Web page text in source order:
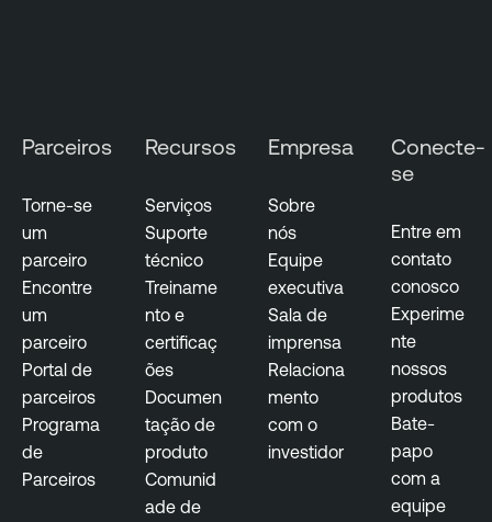
Parceiros
Torne-se
um
parceiro
Encontre
um
parceiro
Portal de
parceiros
Programa
de
Parceiros
Recursos
Serviços
Suporte
técnico
Treiname
nto e
certificaç
ões
Documen
tação de
produto
Comunid
ade de
Empresa
Sobre
nós
Equipe
executiva
Sala de
imprensa
Relaciona
mento
com o
investidor
Conecte-
se
Entre em
contato
conosco
Experime
nte
nossos
produtos
Bate-
papo
com a
equipe